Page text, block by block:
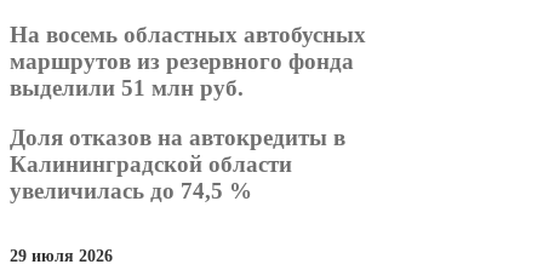
На восемь областных автобусных
маршрутов из резервного фонда
выделили 51 млн руб.
Доля отказов на автокредиты в
Калининградской области
увеличилась до 74,5 %
29 июля 2026